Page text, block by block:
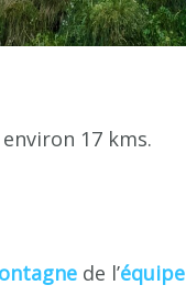
17 kms.
de l’